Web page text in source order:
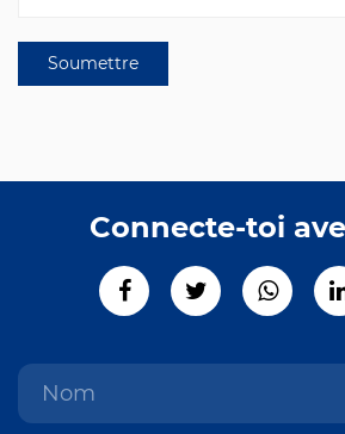
Connecte-toi